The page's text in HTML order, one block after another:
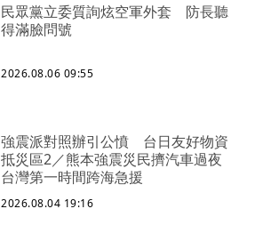
民眾黨立委質詢炫空軍外套 防長聽
得滿臉問號
2026.08.06 09:55
強震派對照辦引公憤 台日友好物資
抵災區2／熊本強震災民擠汽車過夜
台灣第一時間跨海急援
2026.08.04 19:16